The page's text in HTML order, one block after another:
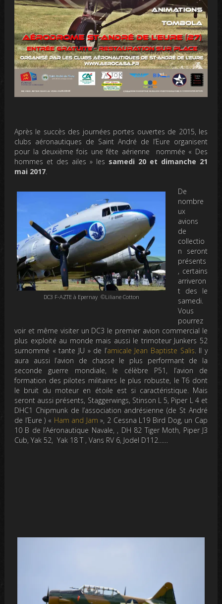
Après le succès des journées portes ouvertes de 2015, les
clubs aéronautiques de Saint André de l’Eure organisent
pour la deuxième fois une fête aérienne nommée « Des
hommes et des ailes » les samedi 20 et dimanche 21
mai 2017.
DC3 F-AZTE à Epernay ©Liliane Cotton
De
nombre
ux
avions
de
collectio
n seront
présents
, certains
arriveron
t des le
samedi.
Vous
pourrez
voir et même visiter un DC3 le premier avion commercial le
plus exploité au monde mais aussi le trimoteur Junkers 52
surnommé « tante JU » de l’amicale Jean Baptiste Salis. Il y
aura aussi l’avion de chasse le plus performant de la
seconde guerre mondiale, le célèbre P51, l’avion de
formation des pilotes militaires le plus robuste, le T6 dont
le bruit du moteur en étoile est si caractéristique. Mais
seront aussi présents, Staggerwings, Stinson L 5, Piper L 4 et
DHC1 Chipmunk de l’association andrésienne (de St André
de l’Eure ) « Ham and Jam », 2 Cessna L19 Bird Dog, un Cap
10 B de l’Aéronautique Navale, , DH 82 Tiger Moth, Piper J3
Cub, Yak 52, Yak 18 T , Vans RV 6, Jodel D112……